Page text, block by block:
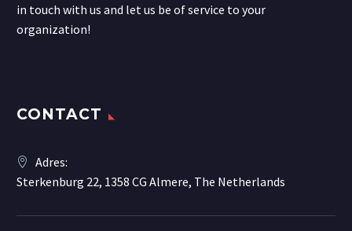
in touch with us and let us be of service to your
organization!
CONTACT
Adres:
Sterkenburg 22, 1358 CG Almere, The Netherlands